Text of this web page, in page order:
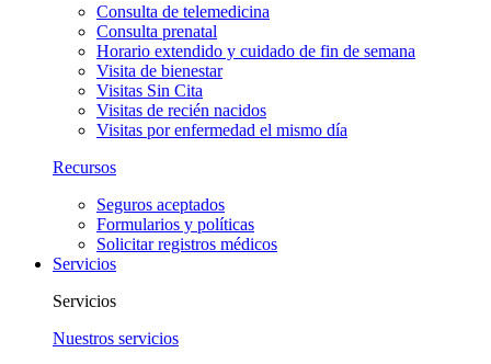
Consulta de telemedicina
Consulta prenatal
Horario extendido y cuidado de fin de semana
Visita de bienestar
Visitas Sin Cita
Visitas de recién nacidos
Visitas por enfermedad el mismo día
Recursos
Seguros aceptados
Formularios y políticas
Solicitar registros médicos
Servicios
Servicios
Nuestros servicios